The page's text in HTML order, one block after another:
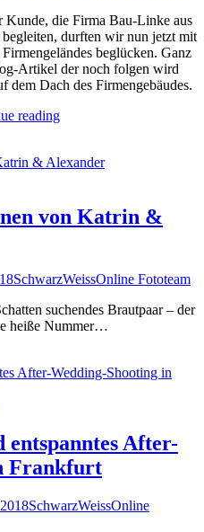
Kunde, die Firma Bau-Linke aus
durften wir nun jetzt mit
beglücken. Ganz
Artikel der noch folgen wird
dem Dach des Firmengebäudes.
readingAbgehoben
auch
mit
der
von Katrin &
SchwarzWeissOnline Fototeam
suchendes Brautpaar – der
heiße Nummer…
entspanntes After-
Frankfurt
SchwarzWeissOnline